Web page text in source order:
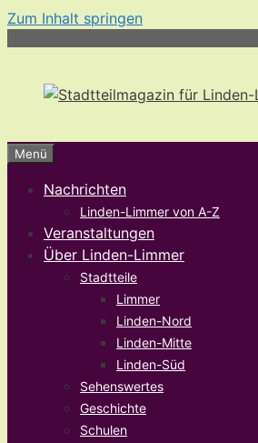
Zum Inhalt springen
Menü
Nachrichten
Linden-Limmer von A-Z
Veranstaltungen
Über Linden-Limmer
Stadtteile
Limmer
Linden-Nord
Linden-Mitte
Linden-Süd
Sehenswertes
Geschichte
Schulen